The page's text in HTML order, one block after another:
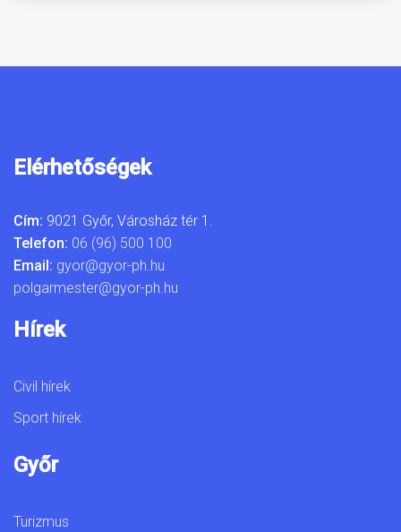
Elérhetőségek
Cím: 9021 Győr, Városház tér 1.
Telefon: 06 (96) 500 100
Email: gyor@gyor-ph.hu
polgarmester@gyor-ph.hu
Hírek
Civil hírek
Sport hírek
Győr
Turizmus